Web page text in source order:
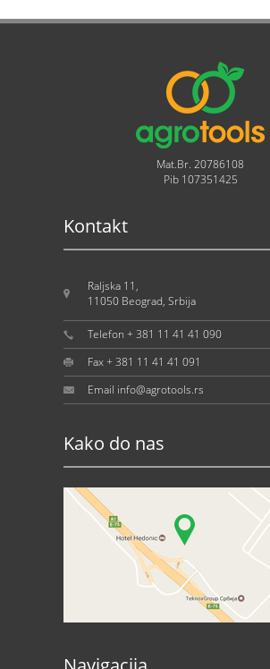
Mat.Br. 20786108
Pib 107351425
Kontakt
Raljska 11,
11050 Beograd, Srbija
Telefon + 381 11 41 41 090
Fax + 381 11 41 41 091
Email info@agrotools.rs
Kako do nas